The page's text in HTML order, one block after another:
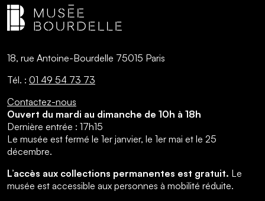
18, rue Antoine-Bourdelle 75015 Paris
Tél. : 01 49 54 73 73
Contactez-nous
Ouvert du mardi au dimanche de 10h à 18h
Dernière entrée : 17h15
Le musée est fermé le 1er janvier, le 1er mai et le 25
décembre.
L’accès aux collections permanentes est gratuit. Le
musée est accessible aux personnes à mobilité réduite.